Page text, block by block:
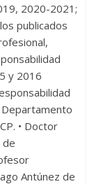
2020-2021;
publicados
y 2016
Departamento
• Doctor
de
Antúnez de